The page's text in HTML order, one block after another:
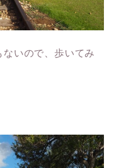
いので、歩いてみ